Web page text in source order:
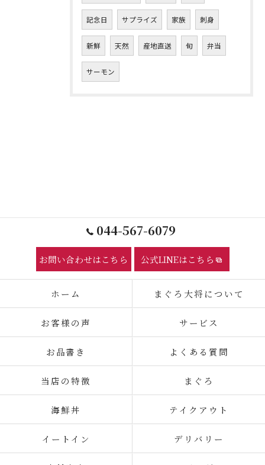
記念日 サプライズ 家族 刺身
新鮮 天然 産地直送 旬 弁当
サーモン
044-567-6079
お問い合わせはこちら 公式LINEはこちら
ホーム まぐろ大将について
お客様の声 サービス
お品書き よくある質問
当店の特徴 まぐろ
海鮮丼 テイクアウト
イートイン デリバリー